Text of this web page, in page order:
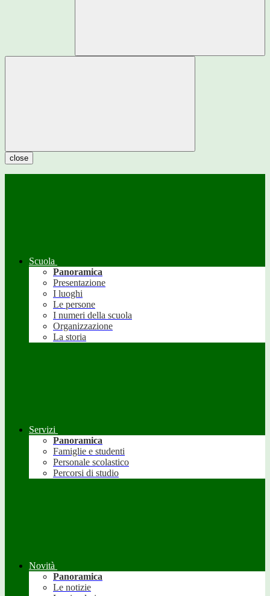
close
Scuola
Panoramica
Presentazione
I luoghi
Le persone
I numeri della scuola
Organizzazione
La storia
Servizi
Panoramica
Famiglie e studenti
Personale scolastico
Percorsi di studio
Novità
Panoramica
Le notizie